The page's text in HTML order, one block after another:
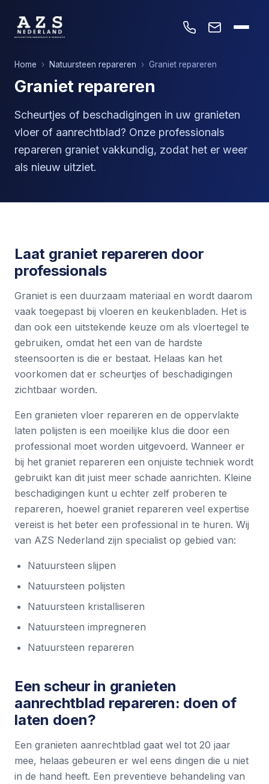
Home › Natuursteen repareren › Graniet repareren
Graniet repareren
Scheurtjes of beschadigingen in uw granieten
vloer of aanrechtblad? Onze professionals
repareren graniet vakkundig, zodat het er weer
als nieuw uitziet.
Laat graniet repareren door
professionals
Graniet is een duurzaam materiaal en wordt daarom
vaak toegepast bij vloeren en keukenbladen. Het is
dan ook een uitstekende keuze om als vloertegel te
gebruiken, omdat het een van de hardste
steensoorten is die er bestaat. Helaas kan het
voorkomen dat er scheurtjes of beschadigingen
zichtbaar worden.
Een granieten vloer repareren en de oppervlakte
laten polijsten is een moeilijke klus die door een
professional moet worden uitgevoerd. Wanneer er
bij het graniet repareren een onjuiste techniek wordt
gebruikt kan dit juist meer schade aanrichten. Kleine
beschadigingen kunt u echter zelf proberen te
repareren, hoewel graniet repareren veel expertise
vereist is het beter een professional in te huren. Wij
van AZS Nederland zijn specialist op gebied van:
Natuursteen slijpen
Natuursteen polijsten
Natuursteen kristalliseren
Natuursteen impregneren
Natuursteen repareren
Een scheur in granieten
aanrechtblad repareren: doen of
laten doen?
Een granieten aanrechtblad gaat wel tot 20 jaar
mee, helaas gebeuren er wel eens dingen die u niet
in de hand heeft. Een preventieve behandeling van